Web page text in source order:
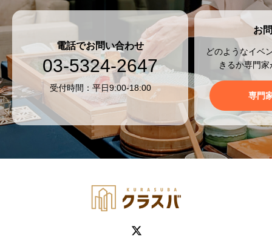
電話でお問い合わせ
03-5324-2647
受付時間：平日9:00-18:00
お
どのようなイベ
きるか専門
専門